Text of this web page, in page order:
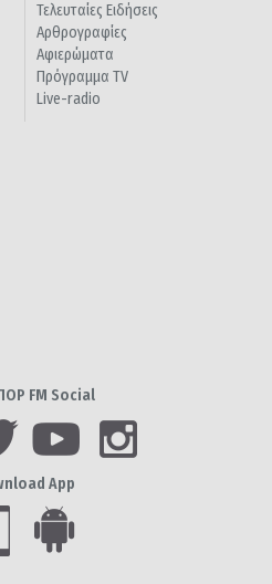
Τελευταίες Ειδήσεις
Αρθρογραφίες
Αφιερώματα
Πρόγραμμα TV
Live-radio
FM Social
App